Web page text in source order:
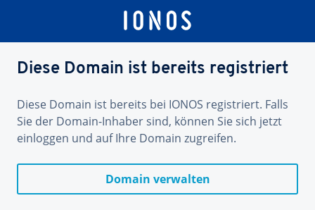
Diese Domain ist bereits registriert
Diese Domain ist bereits bei IONOS registriert. Falls
Sie der Domain-Inhaber sind, können Sie sich jetzt
einloggen und auf Ihre Domain zugreifen.
Domain verwalten